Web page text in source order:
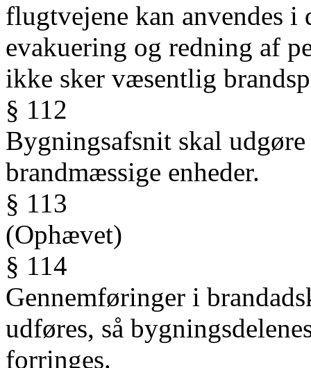
flugtvejene kan anvendes
evakuering og redning af
ikke sker væsentlig
§ 112
Bygningsafsnit skal
brandmæssige enheder.
§ 113
(Ophævet)
§ 114
Gennemføringer i
udføres, så
forringes.